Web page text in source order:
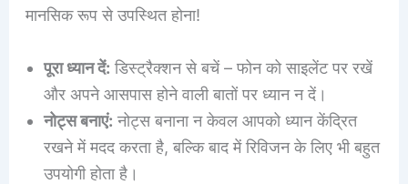
मानसिक रूप से उपस्थित होना!
पूरा ध्यान दें: डिस्ट्रैक्शन से बचें – फोन को साइलेंट पर रखें
और अपने आसपास होने वाली बातों पर ध्यान न दें।
नोट्स बनाएं: नोट्स बनाना न केवल आपको ध्यान केंद्रित
रखने में मदद करता है, बल्कि बाद में रिविजन के लिए भी बहुत
उपयोगी होता है।